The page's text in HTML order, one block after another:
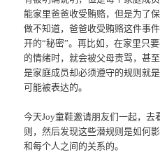
能家里爸爸收受贿赂，但是为了
做不知道，爸爸收受贿赂这件事
开的“秘密”。再比如，在家里只
的情绪时，就会被父母责骂，甚
是家庭成员却必须遵守的规则就
可能被表达的。
今天Joy童鞋邀请朋友们一起，去
则，然后发现这些潜规则是如何
和每个人之间的关系的。